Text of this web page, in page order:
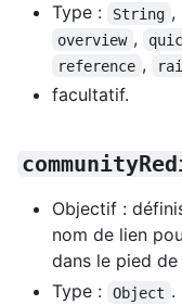
Type :
String ,
overview ,
reference , rai
facultatif.
Objectif :
nom de lien
dans le pied de
Type :
Object .